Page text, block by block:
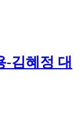
-김혜정 대